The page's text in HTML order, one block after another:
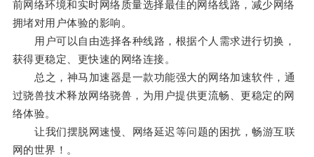
前网络环境和实时网络质量选择最佳的网络线路，减少网络
拥堵对用户体验的影响。
用户可以自由选择各种线路，根据个人需求进行切换，
获得更稳定、更快速的网络连接。
总之，神马加速器是一款功能强大的网络加速软件，通
过骁兽技术释放网络骁兽，为用户提供更流畅、更稳定的网
络体验。
让我们摆脱网速慢、网络延迟等问题的困扰，畅游互联
网的世界！。